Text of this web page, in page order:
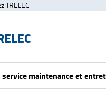
TRELEC
maintenance et